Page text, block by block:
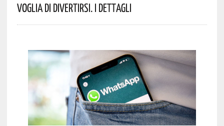
Voglia Di Divertirsi. I Dettagli